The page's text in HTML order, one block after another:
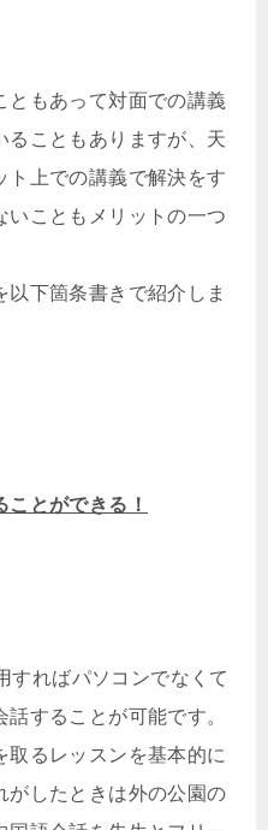
ともあって対面での講義
ることもありますが、天
ト上での講義で解決をす
いこともメリットの一つ
下箇条書きで紹介しま
とができる！
ればパソコンでなくて
することが可能です。
取るレッスンを基本的に
がしたときは外の公園の